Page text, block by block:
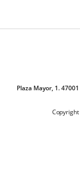
Plaza Mayor, 1.